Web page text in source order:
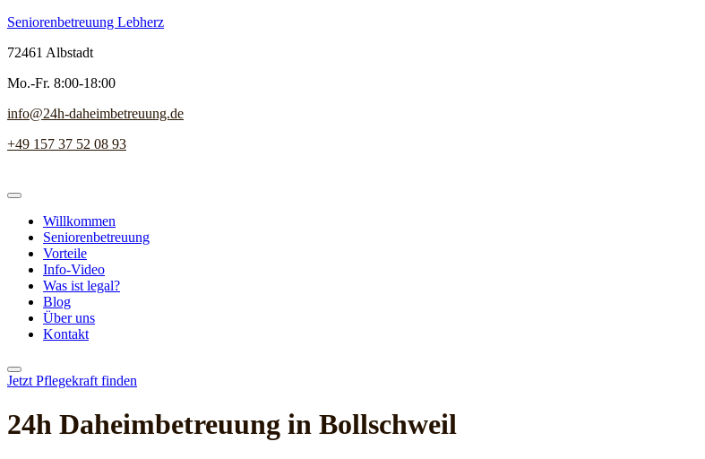
Seniorenbetreuung Lebherz
72461 Albstadt
Mo.-Fr. 8:00-18:00
info@24h-daheimbetreuung.de
+49 157 37 52 08 93
Willkommen
Seniorenbetreuung
Vorteile
Info-Video
Was ist legal?
Blog
Über uns
Kontakt
Jetzt Pflegekraft finden
24h Daheim­betreuung in Bollschweil